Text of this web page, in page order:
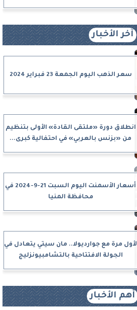
آخر الأخبار
سعر الذهب اليوم الجمعة 23 فبراير 2024
انطلاق دورة «ملتقى القادة» الأولى بتنظيم
من «بزنس بالعربي» في احتفالية كبرى...
أسعار الأسمنت اليوم السبت 21-9-2024 في
محافظة المنيا
لأول مرة مع جوارديولا.. مان سيتي يتعادل في
الجولة الافتتاحية بالتشامبيونزليج
أهم الأخبار